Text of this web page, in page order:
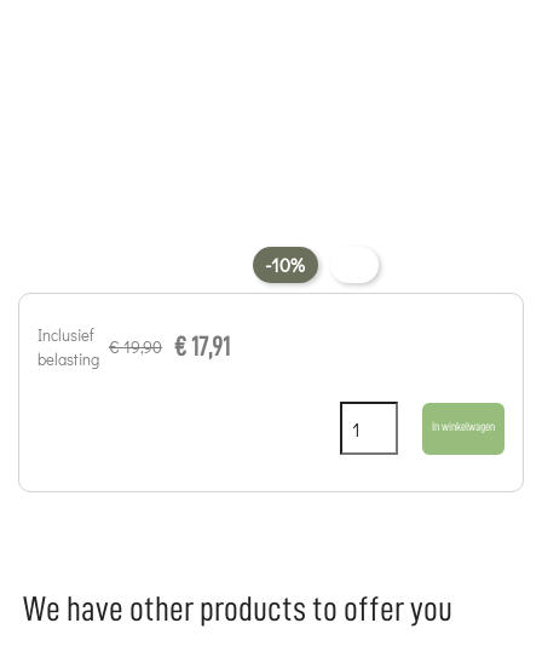
-10%
Inclusief
belasting
€ 19,90 € 17,91
In winkelwagen
We have other products to offer you